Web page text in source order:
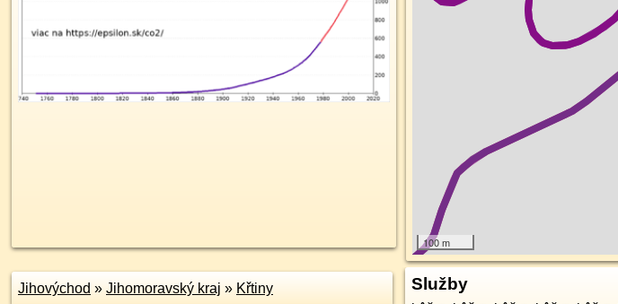
100 m
Jihovýchod » Jihomoravský kraj » Křtiny Služby